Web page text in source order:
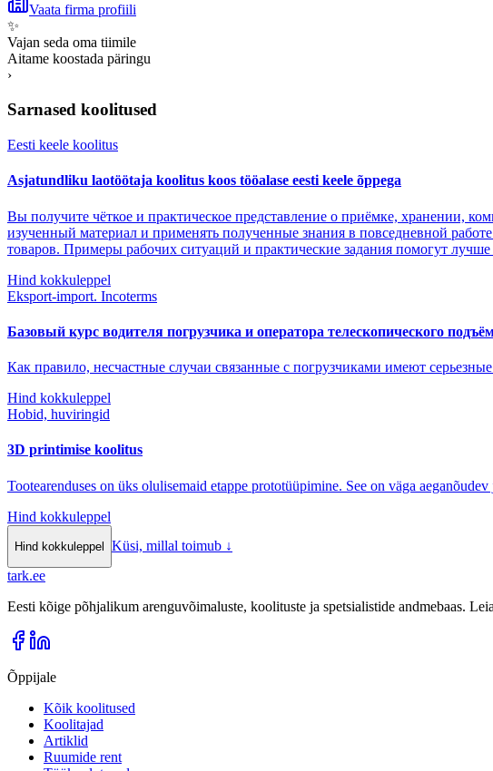
Vaata firma profiili
✨
Vajan seda oma tiimile
Aitame koostada päringu
›
Sarnased koolitused
Eesti keele koolitus
Asjatundliku laotöötaja koolitus koos tööalase eesti keele õppega
Вы получите чёткое и практическое представление о приёмке, хранении,
изученный материал и применять полученные знания в повседневной
товаров. Примеры рабочих ситуаций и практические задания помогут
Hind kokkuleppel
Eksport-import. Incoterms
Базовый курс водителя погрузчика и оператора телескопического
Как правило, несчастные случаи связанные с погрузчиками имеют
Hind kokkuleppel
Hobid, huviringid
3D printimise koolitus
Tootearenduses on üks olulisemaid etappe prototüüpimine. See on väga
Hind kokkuleppel
Hind kokkuleppel Küsi, millal toimub ↓
tark.ee
Eesti kõige põhjalikum arenguvõimaluste, koolituste ja spetsialistide andmebaas.
Õppijale
Kõik koolitused
Koolitajad
Artiklid
Ruumide rent